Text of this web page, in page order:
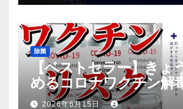
除菌
【ベストセラー】きょ
めるコロナワクチン解
法【本要約】
2026年6月15日